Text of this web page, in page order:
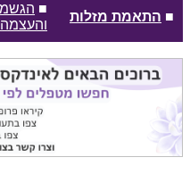
■ התאמת מזלות
■
והעצמה